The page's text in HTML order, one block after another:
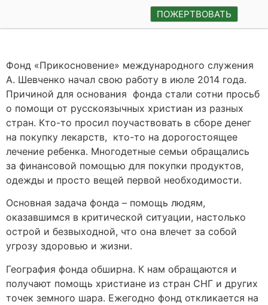
ПОЖЕРТВОВАТЬ
Фонд «Прикосновение» международного служения
А. Шевченко начал свою работу в июле 2014 года.
Причиной для основания фонда стали сотни просьб
о помощи от русскоязычных христиан из разных
стран. Кто-то просил поучаствовать в сборе денег
на покупку лекарств, кто-то на дорогостоящее
лечение ребенка. Многодетные семьи обращались
за финансовой помощью для покупки продуктов,
одежды и просто вещей первой необходимости.
Основная задача фонда – помощь людям,
оказавшимся в критической ситуации, настолько
острой и безвыходной, что она влечет за собой
угрозу здоровью и жизни.
География фонда обширна. К нам обращаются и
получают помощь христиане из стран СНГ и других
точек земного шара. Ежегодно фонд откликается на